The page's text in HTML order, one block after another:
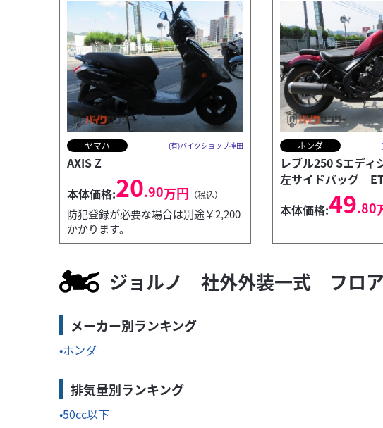
(有)バイクショップ神田 スズキ
本体価格:
防犯登録が必要な場合は別途￥2,200かかります。
ヤマハ (有)バイクショップ神田
AXIS Z
本体価格:20.90万円 （税込）
防犯登録が必要な場合は別途￥2,200
かかります。
ホンダ
レブル250 Sエデ
左サイドバッグ
本体価格:49.80
ジョルノ 社外外装一式 フロ
メーカー別ランキング
ホンダ
排気量別ランキング
50cc以下